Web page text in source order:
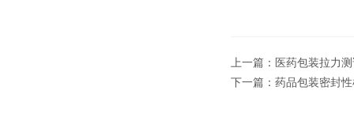
上一篇： 医药包装拉力
下一篇： 药品包装密封